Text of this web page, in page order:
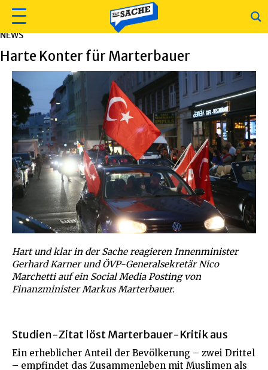
NEWS
Harte Konter für Marterbauer
Hart und klar in der Sache reagieren Innenminister
Gerhard Karner und ÖVP-Generalsekretär Nico
Marchetti auf ein Social Media Posting von
Finanzminister Markus Marterbauer.
Studien-Zitat löst Marterbauer-Kritik aus
Ein erheblicher Anteil der Bevölkerung – zwei Drittel
– empfindet das Zusammenleben mit Muslimen als